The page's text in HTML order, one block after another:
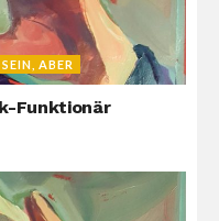
ABER
Funktionär